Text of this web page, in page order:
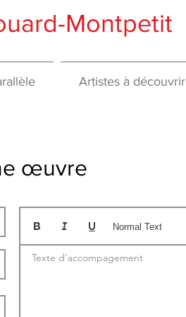
Montpetit
Artistes à découvrir
Texte d'accompagement
Normal Text
œuvre